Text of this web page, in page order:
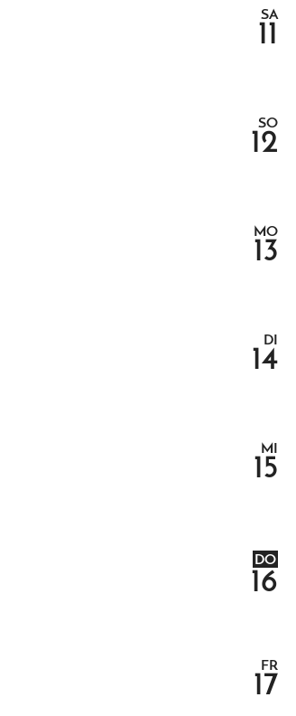
SA
11
SO
12
MO
13
DI
14
MI
15
DO
16
FR
17